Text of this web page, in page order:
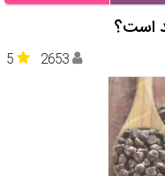
است؟
5 2653